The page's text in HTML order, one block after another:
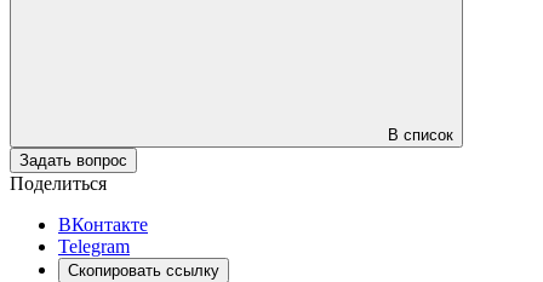
В список
Задать вопрос
Поделиться
ВКонтакте
Telegram
Скопировать ссылку